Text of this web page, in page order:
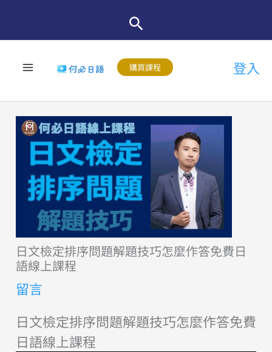
購買課程 登入
日文檢定排序問題解題技巧怎麼作答免費日
語線上課程
留言
日文檢定排序問題解題技巧怎麼作答免費
日語線上課程